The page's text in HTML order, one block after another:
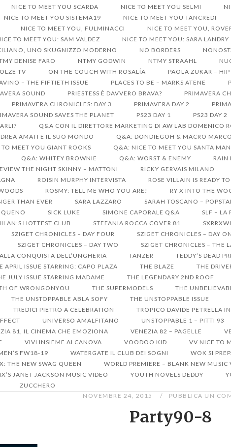
NICE TO MEET YOU SCARDA NICE TO MEET YOU SELMI
NICE TO MEET YOU SISTEMA19 NICE TO MEET YOU TANCREDI
NICE TO MEET YOU, FULMINACCI NICE TO MEET YOU,
TO MEET YOU: SAM VALDEZ NICE TO MEET YOU: SARA LANDRY
UNO SKUGNIZZO MODERNO NO BORDERS
DENISE FARO NTMY GODWIN NTMY STRAAHL
OLZE TV ON THE COUCH WITH ROSALÍA PAOLA ZUKAR –
– THE FIFTIETH ISSUE PLACES TO BE – MARKS ATENE
SOUND
PRIESTESS È DAVVERO BRAVA?
PRIMAVERA
PRIMAVERA CHRONICLES: DAY 3 PRIMAVERA DAY 2
SOUND SAVES THE PLANET PS23 DAY 1 PS23 DAY 2
Q&A CON IL DIRETTORE MARKETING DI AW LAB DOMENICO
AMATI E IL SUO MONDO Q&A: DONDIEGOH & MACRO MARCO
MEET YOU GIANT ROOKS Q&A: NICE TO MEET YOU SANTA
Q&A: WHITEY BROWNIE Q&A: WORST & ENEMY RAIN
THE NIGHT SKINNY – MATTONI RICKY GERVAIS MILANO
ROISIN MURPHY INTERVISTA
ROSE VILLAIN IS READY
ROSMY: TELL ME WHO YOU ARE! RY X INTO THE
THAN EVER SARA LAZZARO SARAH TOSCANO –
SICK LUKE SIMONE CAPORALE Q&A SLF – LA
HOTTEST CLUB STEFANIA ROCCA COVER 81
SZIGET CHRONICLES – DAY FOUR SZIGET CHRONICLES – DAY
SZIGET CHRONICLES – DAY TWO
SZIGET CHRONICLES – THE
CONQUISTA DELL’UNGHERIA
TANZER
TEDDY’S DEAD
APRIL ISSUE STARRING: CAPO PLAZA THE BLAZE THE
JULY ISSUE STARRING MADAME THE LEGENDARY 2ND ROOF
OF WRONGONYOU THE SUPERMODELS
THE
THE UNSTOPPABLE ABLA SOFY THE UNSTOPPABLE ISSUE
TREDICI PIETRO A CELEBRATION TROPICO DAVIDE PETRELLA
UNIVERSO AMALFITANO UNSTOPPABLE 1 – PITTI 93
81, IL CINEMA CHE EMOZIONA VENEZIA 82 – PAGELLE
VIVI INSIEME AI CANOVA VOODOO KID VV NICE TO
FW18-19
WATERGATE IL CLUB DEI SOGNI
WOK SI
THE NEW SWAG QUEEN
WORLD PREMIERE – BLANK NEW MUSIC
JANET JACKSON MUSIC VIDEO
YOUTH NOVELS DEDDY
ZUCCHERO
NOVEMBRE 24, 2015
PUBBLICA UN
Party90-8